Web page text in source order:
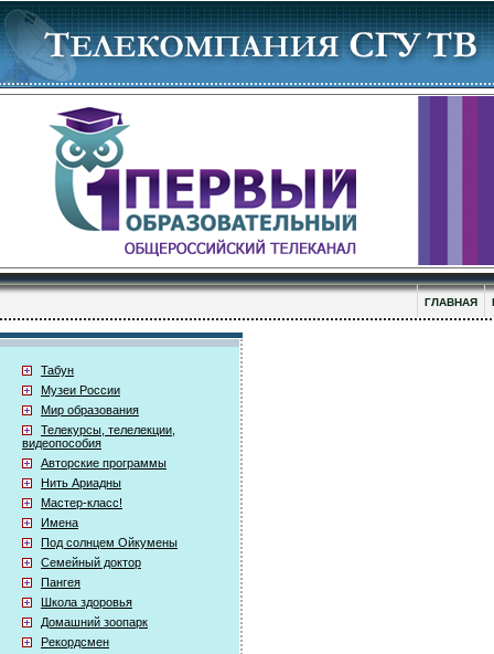
ГЛАВНАЯ
Табун
Музеи России
Мир образования
Телекурсы, телелекции,
видеопособия
Авторские программы
Нить Ариадны
Мастер-класс!
Имена
Под солнцем Ойкумены
Семейный доктор
Пангея
Школа здоровья
Домашний зоопарк
Рекордсмен